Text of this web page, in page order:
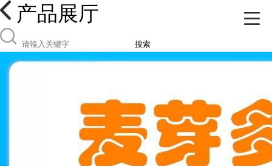
产品展厅
搜索